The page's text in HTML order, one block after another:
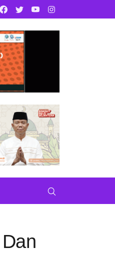
Facebook
TwitterYoutube